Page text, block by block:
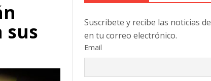
sus
Suscribete y recibe las noticias
en tu correo electrónico.
Email